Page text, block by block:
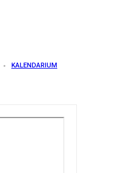
KALENDARIUM